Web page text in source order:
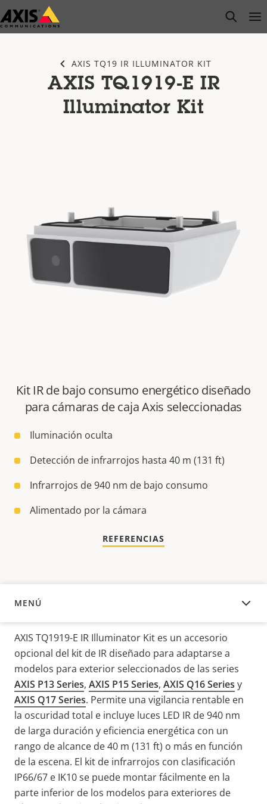
Saltar
al
open
AXIS TQ19 IR ILLUMINATOR KIT
AXIS TQ1919-E IR
Illuminator Kit
Kit IR de bajo consumo energético diseñado
para cámaras de caja Axis seleccionadas
Iluminación oculta
Detección de infrarrojos hasta 40 m (131 ft)
Infrarrojos de 940 nm de bajo consumo
Alimentado por la cámara
REFERENCIAS
MENÚ
DESCRIPCIÓN
AXIS TQ1919-E IR Illuminator Kit es un accesorio
opcional del kit de IR diseñado para adaptarse a
modelos para exterior seleccionados de las series
AXIS P13 Series, AXIS P15 Series, AXIS Q16 Series y
AXIS Q17 Series. Permite una vigilancia rentable en
la oscuridad total e incluye luces LED IR de 940 nm
de larga duración y eficiencia energética con un
rango de alcance de 40 m (131 ft) o más en función
de la escena. El kit de infrarrojos con clasificación
IP66/67 e IK10 se puede montar fácilmente en la
parte inferior de los modelos para exteriores de